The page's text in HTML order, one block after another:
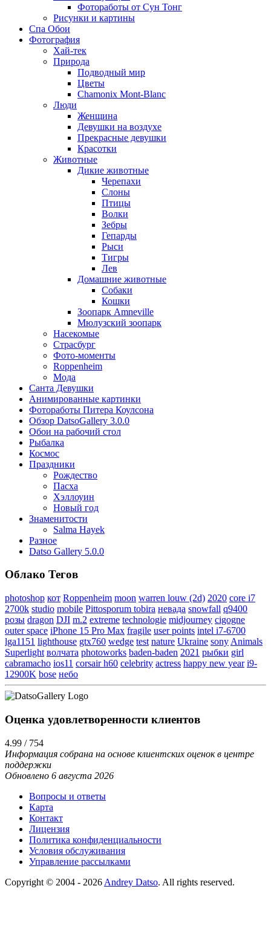
Фотоработы от Сун Тонг
Рисунки и картины
Спа Обои
Фотография
Хай-тек
Природа
Подводный мир
Цветы
Chamonix Mont-Blanc
Люди
Женщина
Девушки на воздухе
Прекрасные девушки
Красотки
Животные
Дикие животные
Черепахи
Слоны
Птицы
Волки
Зебры
Гепарды
Рыси
Тигры
Лев
Домашние животные
Собаки
Кошки
Зоопарк Amneville
Мюлузский зоопарк
Насекомые
Страсбург
Фото-моменты
Roppenheim
Мода
Санта Девушки
Aнимированные картинки
Фотоработы Питера Коулсона
Обзор DatsoGallery 3.0.0
Обои на рабочий стол
Рыбалка
Космос
Праздники
Рождество
Пасха
Хэллоуин
Новый год
Знаменитости
Salma Hayek
Разное
Datso Gallery 5.0.0
Облако Тегов
photoshop кот Roppenheim moon warren louw (2d) 2020 core i7
2700k studio mobile Pittosporum tobira невада snowfall q9400
розы dragon DJI m.2 extreme technologie midjourney cigogne
outer space iPhone 15 Pro Max fragile user points intel i7-6700
lga1151 lighthouse gtx760 wedge test nature Ukraine sony Animals
Superlight волчата photoworks baden-baden 2021 рыбки girl
cabramacho ios11 corsair h60 celebrity actress happy new year i9-
12900K bose небо
Оценка удовлетворенности клиентов
4.99 / 754
Информация собрана на основе клиентских оценок в центре
поддержки
Обновлено 6 августа 2026
Вопросы и ответы
Карта
Контакт
Лицензия
Политика конфиденциальности
Условия обслуживания
Управление рассылками
Copyright © 2004 - 2026 Andrey Datso. All rights reserved.